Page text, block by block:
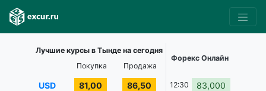
Лучшие курсы в Тынде на сегодня
Форекс Онлайн
Покупка
Продажа
USD 81,00 86,50 12:30 83,000